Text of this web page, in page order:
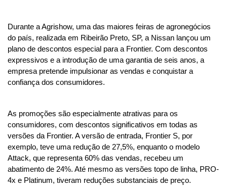
Durante a Agrishow, uma das maiores feiras de agronegócios
do país, realizada em Ribeirão Preto, SP, a Nissan lançou um
plano de descontos especial para a Frontier. Com descontos
expressivos e a introdução de uma garantia de seis anos, a
empresa pretende impulsionar as vendas e conquistar a
confiança dos consumidores.
As promoções são especialmente atrativas para os
consumidores, com descontos significativos em todas as
versões da Frontier. A versão de entrada, Frontier S, por
exemplo, teve uma redução de 27,5%, enquanto o modelo
Attack, que representa 60% das vendas, recebeu um
abatimento de 24%. Até mesmo as versões topo de linha, PRO-
4x e Platinum, tiveram reduções substanciais de preço.